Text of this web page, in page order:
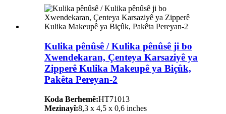
Kulika pênûsê / Kulika pênûsê ji bo
Xwendekaran, Çenteya Karsaziyê ya
Zipperê Kulika Makeupê ya Biçûk,
Pakêta Pereyan-2
Koda Berhemê:HT71013
Mezinayî:8,3 x 4,5 x 0,6 inches